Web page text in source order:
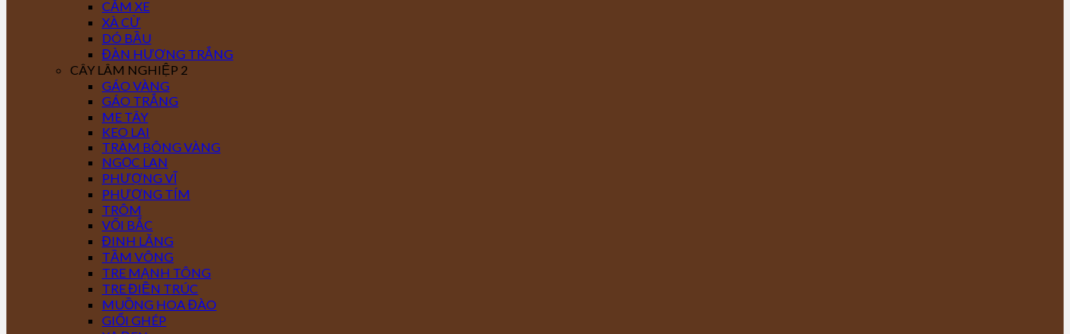
CĂM XE
XÀ CỪ
DÓ BẦU
ĐÀN HƯƠNG TRẮNG
CÂY LÂM NGHIỆP 2
GÁO VÀNG
GÁO TRẮNG
ME TÂY
KEO LAI
TRÀM BÔNG VÀNG
NGỌC LAN
PHƯỢNG VĨ
PHƯỢNG TÍM
TRÔM
VỐI BẮC
ĐINH LĂNG
TẦM VÔNG
TRE MẠNH TÔNG
TRE ĐIỀN TRÚC
MUỒNG HOA ĐÀO
GIỔI GHÉP